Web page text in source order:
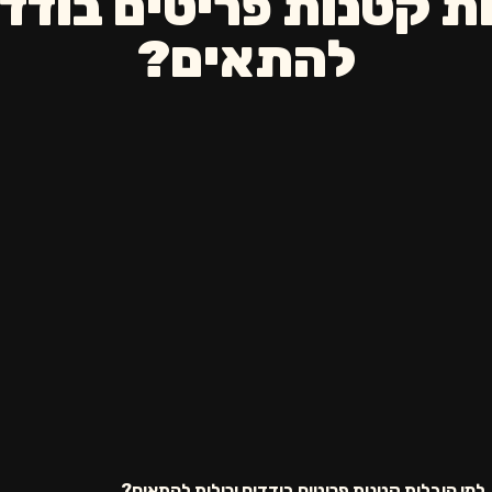
להתאים?